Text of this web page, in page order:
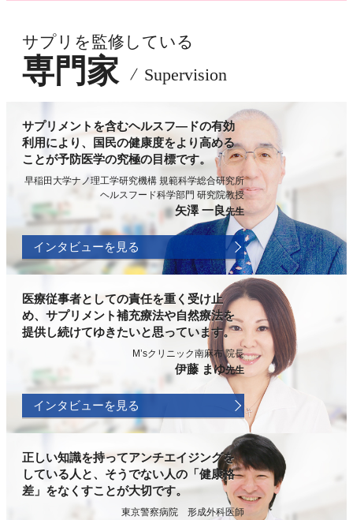
サプリを監修している
専門家 Supervision
サプリメントを含むヘルスフ―ドの有効
利用により、国民の健康度をより高める
ことが予防医学の究極の目標です。
早稲田大学ナノ理工学研究機構 規範科学総合研究所
ヘルスフード科学部門 研究院教授
矢澤 一良先生
インタビューを見る
医療従事者としての責任を重く受け止
め、サプリメント補充療法や自然療法を
提供し続けてゆきたいと思っています。
M’sクリニック南麻布 院長
伊藤 まゆ先生
インタビューを見る
正しい知識を持ってアンチエイジングを
している人と、そうでない人の「健康格
差」をなくすことが大切です。
東京警察病院 形成外科医師